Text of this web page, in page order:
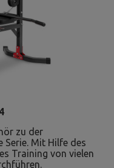
zu der
Serie. Mit Hilfe des
Training von vielen